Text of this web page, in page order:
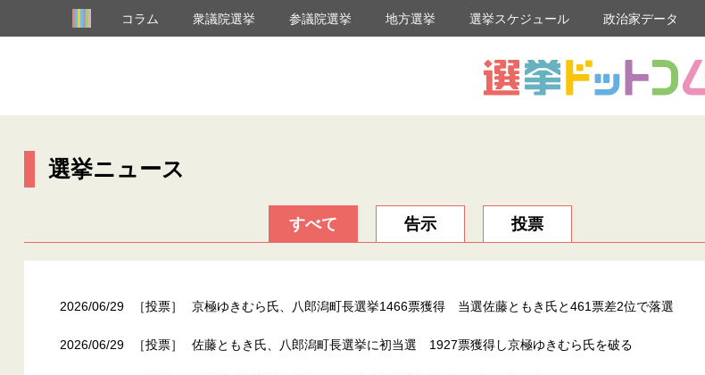
コラム 衆議院選挙 参議院選挙 地方選挙 選挙スケジュール 政治家データ
選挙ニュース
すべて 告示 投票
2026/06/29 ［投票］ 京極ゆきむら氏、八郎潟町長選挙1466票獲得 当選佐藤ともき氏と461票差2位で落選
2026/06/29 ［投票］ 佐藤ともき氏、八郎潟町長選挙に初当選 1927票獲得し京極ゆきむら氏を破る